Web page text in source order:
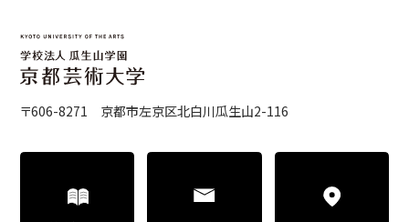
〒606-8271 京都市左京区北白川瓜生山2-116